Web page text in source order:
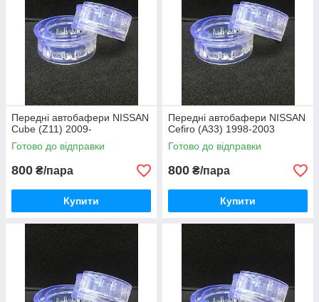
Передні автобафери NISSAN
Cube (Z11) 2009-
Готово до відправки
800 ₴/пара
Купити
Передні автобафери NISSAN
Cefiro (A33) 1998-2003
Готово до відправки
800 ₴/пара
Купити